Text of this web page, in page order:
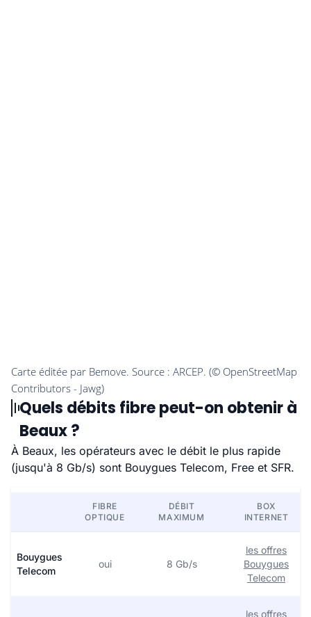
Quels débits fibre peut-on obtenir à
Beaux ?
À Beaux, les opérateurs avec le débit le plus rapide
(jusqu'à 8 Gb/s) sont Bouygues Telecom, Free et SFR.
FIBRE
OPTIQUE
DÉBIT
MAXIMUM
BOX
INTERNET
Bouygues
Telecom
oui 8 Gb/s
les offres
Bouygues
Telecom
les offres